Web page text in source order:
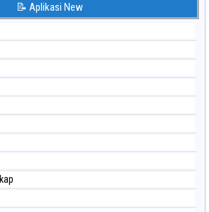
Cambodia
Midday
Day
Day
Lottery
📝 Aplikasi New